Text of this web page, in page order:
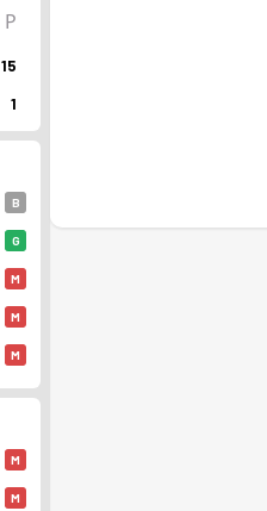
P
15
1
B
G
M
M
M
M
M